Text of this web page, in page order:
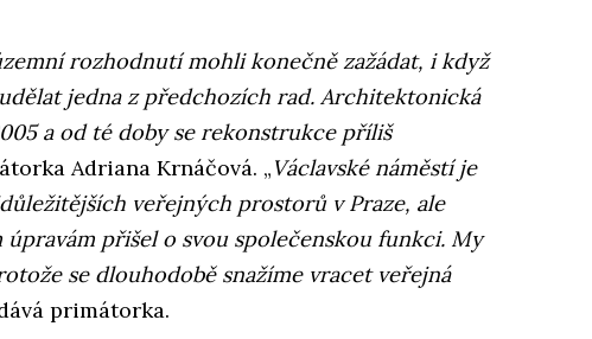
rozhodnutí mohli konečně zažádat, i když
jedna z předchozích rad. Architektonická
a od té doby se rekonstrukce příliš
Adriana Krnáčová. „Václavské náměstí je
veřejných prostorů v Praze, ale
přišel o svou společenskou funkci. My
se dlouhodobě snažíme vracet veřejná
primátorka.